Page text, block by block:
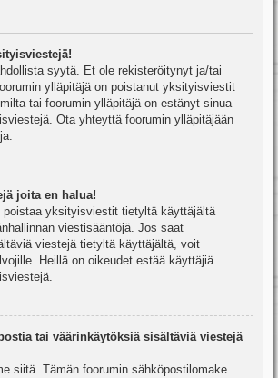
syytä. Et ole rekisteröitynyt ja/tai
ylläpitäjä on poistanut yksityisviestit
tai foorumin ylläpitäjä on estänyt sinua
Ota yhteyttä foorumin ylläpitäjään
joita en halua!
poistaa yksityisviestit tietyltä käyttäjältä
viestisääntöjä. Jos saat
viestejä tietyltä käyttäjältä, voit
Heillä on oikeudet estää käyttäjiä
tai väärinkäytöksiä sisältäviä viestejä
siitä. Tämän foorumin sähköpostilomake